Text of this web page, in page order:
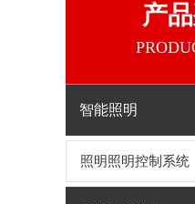
产
智能照明
照明照明控制系统